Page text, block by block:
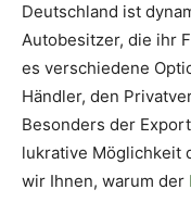
Deutschland ist
Autobesitzer, die ihr
es verschiedene
Händler, den
Besonders der
lukrative Möglichkeit
wir Ihnen, warum der